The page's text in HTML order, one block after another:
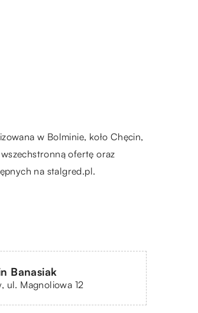
w Bolminie, koło Chęcin,
ofertę oraz
na stalgred.pl.
Banasiak
ul. Magnoliowa 12